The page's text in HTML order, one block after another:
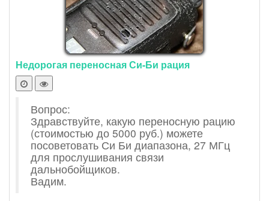
Недорогая переносная Си-Би рация
Вопрос:
Здравствуйте, какую переносную рацию
(стоимостью до 5000 руб.) можете
посоветовать Си Би диапазона, 27 МГц
для прослушивания связи
дальнобойщиков.
Вадим.